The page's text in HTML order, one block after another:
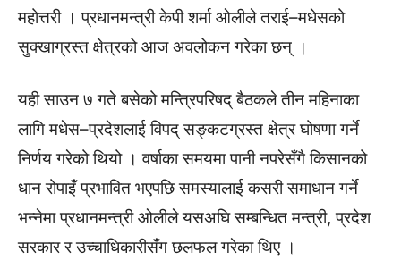
महोत्तरी । प्रधानमन्त्री केपी शर्मा ओलीले तराई–मधेसको
सुक्खाग्रस्त क्षेत्रको आज अवलोकन गरेका छन् ।
यही साउन ७ गते बसेको मन्त्रिपरिषद् बैठकले तीन महिनाका
लागि मधेस–प्रदेशलाई विपद् सङ्कटग्रस्त क्षेत्र घोषणा गर्ने
निर्णय गरेको थियो । वर्षाका समयमा पानी नपरेसँगै किसानको
धान रोपाइँ प्रभावित भएपछि समस्यालाई कसरी समाधान गर्ने
भन्नेमा प्रधानमन्त्री ओलीले यसअघि सम्बन्धित मन्त्री, प्रदेश
सरकार र उच्चाधिकारीसँग छलफल गरेका थिए ।